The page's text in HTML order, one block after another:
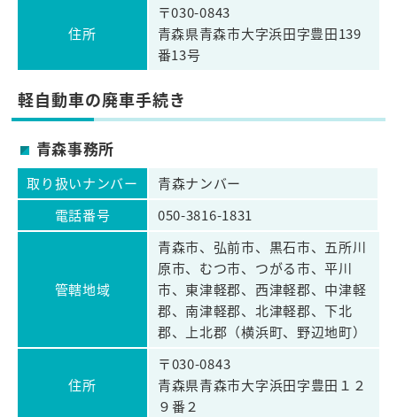
住所
〒030-0843
青森県青森市大字浜田字豊田139
番13号
軽自動車の廃車手続き
青森事務所
取り扱いナンバー
青森ナンバー
電話番号
050-3816-1831
管轄地域
青森市、弘前市、黒石市、五所川
原市、むつ市、つがる市、平川
市、東津軽郡、西津軽郡、中津軽
郡、南津軽郡、北津軽郡、下北
郡、上北郡（横浜町、野辺地町）
住所
〒030-0843
青森県青森市大字浜田字豊田１２
９番２